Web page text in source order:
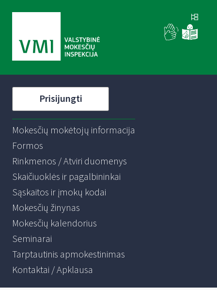
Prisijungti
Mokesčių mokėtojų informacija
Formos
Rinkmenos / Atviri duomenys
Skaičiuoklės ir pagalbininkai
Sąskaitos ir įmokų kodai
Mokesčių žinynas
Mokesčių kalendorius
Seminarai
Tarptautinis apmokestinimas
Kontaktai / Apklausa